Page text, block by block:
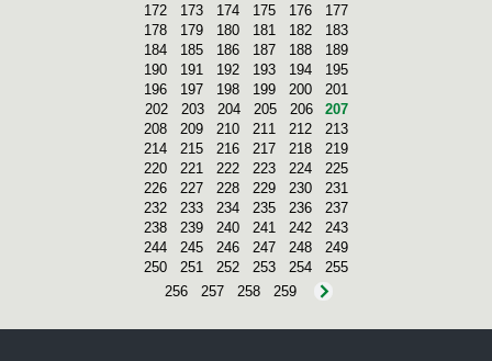
172
173 174 175 176
177
178
179 180 181 182
183
184
185 186 187 188
189
190
191 192 193 194
195
196
197 198 199 200
201
202
203 204 205 206
207
208
209 210 211 212
213
214
215 216 217 218
219
220
221 222 223 224
225
226
227 228 229 230
231
232
233 234 235 236
237
238
239 240 241 242
243
244
245 246 247 248
249
250
251 252 253 254
255
256
257 258 259